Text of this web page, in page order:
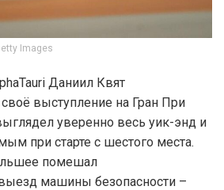
Images
Даниил Квят
выступление на Гран При
уверенно весь уик-энд и
при старте с шестого места.
помешал
машины безопасности –